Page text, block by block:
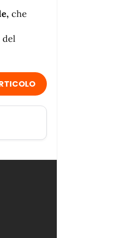
che
del